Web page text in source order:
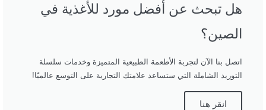
هل تبحث عن أفضل مورد للأغذية في
الصين؟
اتصل بنا الآن لتجربة الأطعمة الطبيعية المتميزة وخدمات سلسلة
التوريد الشاملة التي ستساعد علامتك التجارية على التوسع عالميًا!
انقر هنا